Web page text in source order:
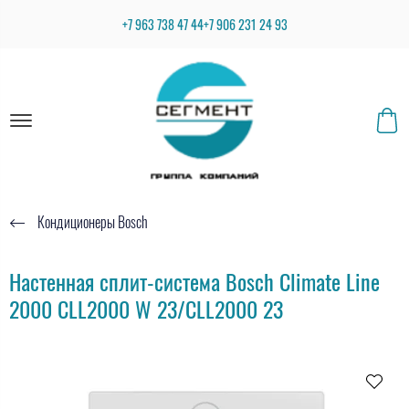
+7 963 738 47 44+7 906 231 24 93
Кондиционеры Bosch
Настенная сплит-система Bosch Climate Line
2000 CLL2000 W 23/CLL2000 23